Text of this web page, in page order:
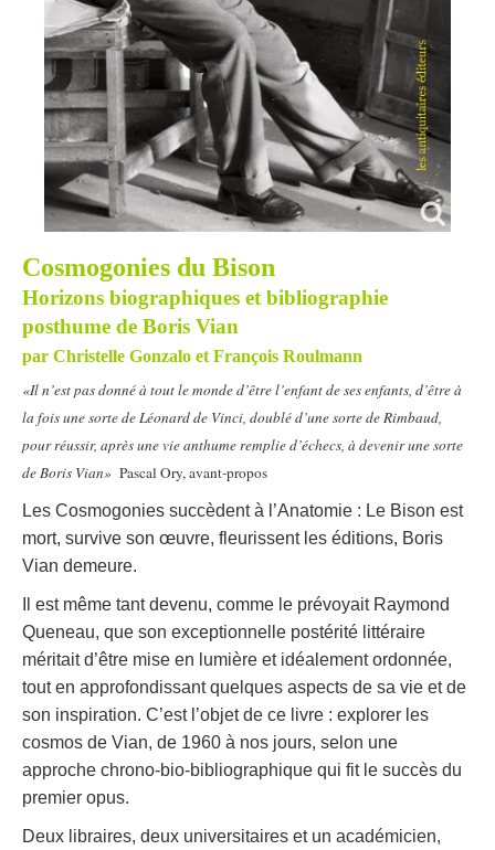
Cosmogonies du Bison
Horizons biographiques et bibliographie
posthume de Boris Vian
par Christelle Gonzalo et François Roulmann
«Il n’est pas donné à tout le monde d’être l’enfant de ses enfants, d’être à
la fois une sorte de Léonard de Vinci, doublé d’une sorte de Rimbaud,
pour réussir, après une vie anthume remplie d’échecs, à devenir une sorte
de Boris Vian» Pascal Ory, avant-propos
Les Cosmogonies succèdent à l’Anatomie : Le Bison est
mort, survive son œuvre, fleurissent les éditions, Boris
Vian demeure.
Il est même tant devenu, comme le prévoyait Raymond
Queneau, que son exceptionnelle postérité littéraire
méritait d’être mise en lumière et idéalement ordonnée,
tout en approfondissant quelques aspects de sa vie et de
son inspiration. C’est l’objet de ce livre : explorer les
cosmos de Vian, de 1960 à nos jours, selon une
approche chrono-bio-bibliographique qui fit le succès du
premier opus.
Deux libraires, deux universitaires et un académicien,